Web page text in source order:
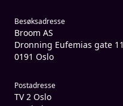
Besøksadresse
Broom AS
Dronning Eufemias gate 11
0191 Oslo
Postadresse
TV 2 Oslo